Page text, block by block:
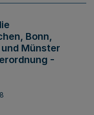
Bonn,
Münster
-